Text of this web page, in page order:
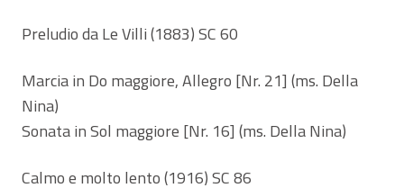
Preludio da Le Villi (1883) SC 60
Marcia in Do maggiore, Allegro [Nr. 21] (ms. Della
Nina)
Sonata in Sol maggiore [Nr. 16] (ms. Della Nina)
Calmo e molto lento (1916) SC 86